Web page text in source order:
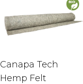
Canapa Tech
Hemp Felt